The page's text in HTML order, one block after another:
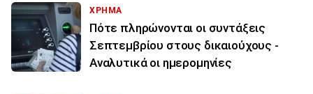
ΧΡΗΜΑ
Πότε πληρώνονται οι συντάξεις
Σεπτεμβρίου στους δικαιούχους -
Αναλυτικά οι ημερομηνίες